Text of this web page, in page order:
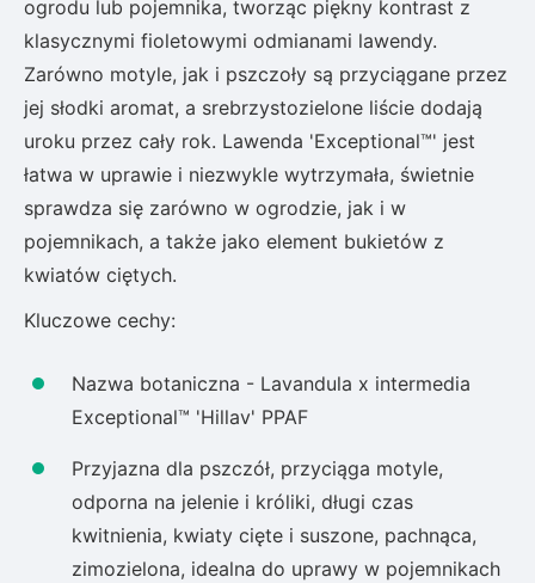
Ewodia (tetradium daniellii)
ogrodu lub pojemnika, tworząc piękny kontrast z
klasycznymi fioletowymi odmianami lawendy.
Zarówno motyle, jak i pszczoły są przyciągane przez
jej słodki aromat, a srebrzystozielone liście dodają
uroku przez cały rok. Lawenda 'Exceptional™' jest
łatwa w uprawie i niezwykle wytrzymała, świetnie
sprawdza się zarówno w ogrodzie, jak i w
pojemnikach, a także jako element bukietów z
kwiatów ciętych.
Kluczowe cechy:
Nazwa botaniczna - Lavandula x intermedia
Exceptional™ 'Hillav' PPAF
Przyjazna dla pszczół, przyciąga motyle,
odporna na jelenie i króliki, długi czas
kwitnienia, kwiaty cięte i suszone, pachnąca,
zimozielona, idealna do uprawy w pojemnikach